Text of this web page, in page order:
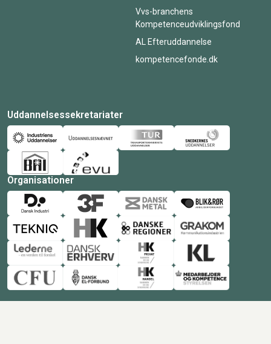
Vvs-branchens
Kompetenceudviklingsfond
AL Efteruddannelse
kompetencefonde.dk
Uddannelsessekretariater
Organisationer